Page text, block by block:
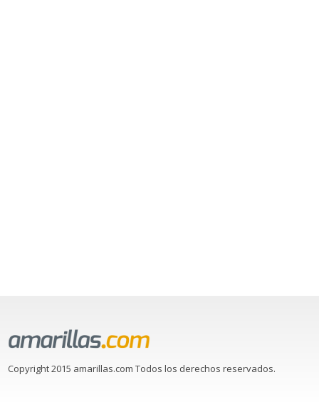
Copyright 2015 amarillas.com Todos los derechos reservados.